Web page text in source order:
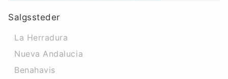
Salgssteder
La Herradura
Nueva Andalucia
Benahavis